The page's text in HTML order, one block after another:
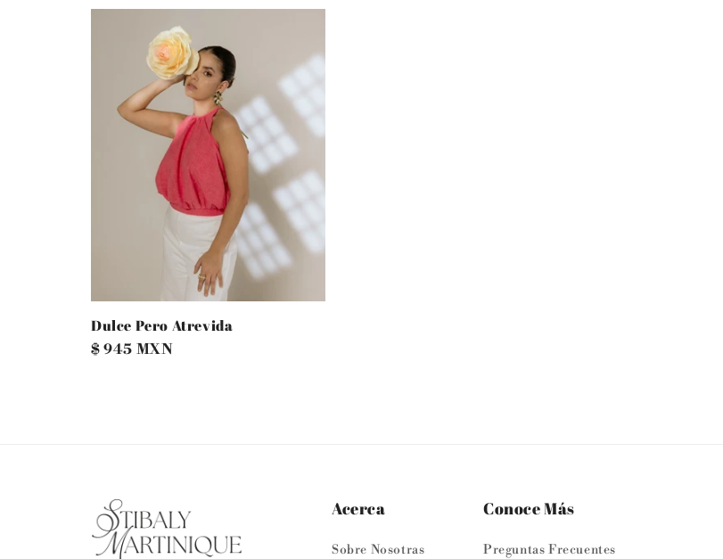
Dulce Pero Atrevida
Precio
$ 945 MXN
Acerca
Sobre Nosotras
Conoce Más
Preguntas Frecuentes